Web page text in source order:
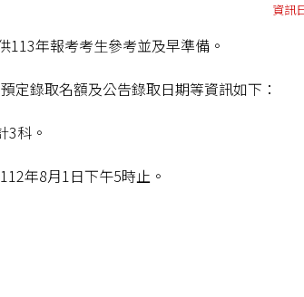
資訊
年報考考生參考並及早準備。
定錄取名額及公告錄取日期等資訊如下：
3科。
年8月1日下午5時止。